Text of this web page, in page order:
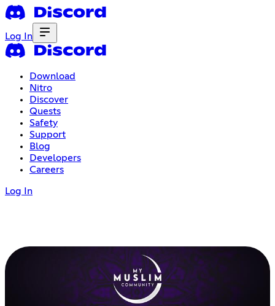
Log In
Download
Nitro
Discover
Quests
Safety
Support
Blog
Developers
Careers
Log In